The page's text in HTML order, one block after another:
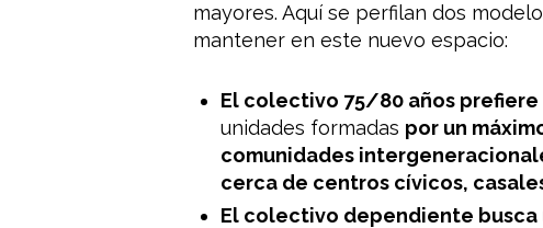
mayores. Aquí se perfilan dos
mantener en este nuevo espacio:
El colectivo 75/80 años
unidades formadas por un
comunidades
cerca de centros cívicos,
El colectivo dependiente busca